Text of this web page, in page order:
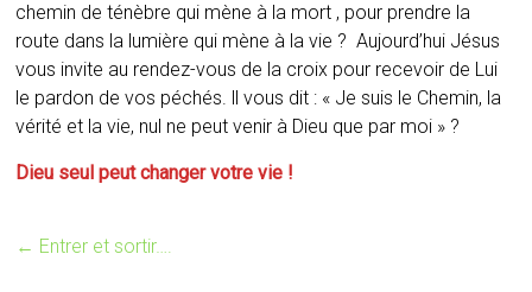
chemin de ténèbre qui mène à la mort , pour prendre la
route dans la lumière qui mène à la vie ? Aujourd’hui Jésus
vous invite au rendez-vous de la croix pour recevoir de Lui
le pardon de vos péchés. ll vous dit : « Je suis le Chemin, la
vérité et la vie, nul ne peut venir à Dieu que par moi » ?
Dieu seul peut changer votre vie !
← Entrer et sortir….